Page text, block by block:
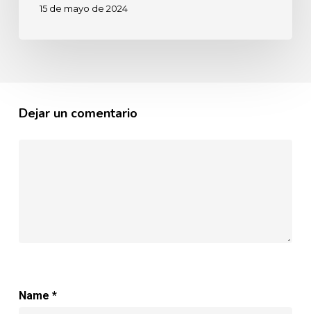
15 de mayo de 2024
Dejar un comentario
Name *